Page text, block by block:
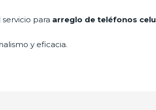
para arreglo de teléfonos
y eficacia.